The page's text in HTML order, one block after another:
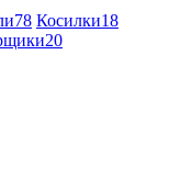
78 Косилки18
20